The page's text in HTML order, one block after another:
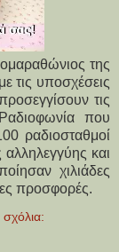
της
τις υποσχέσεις
τις
που
ραδιοσταθμοί
και
χιλιάδες
προσφορές.